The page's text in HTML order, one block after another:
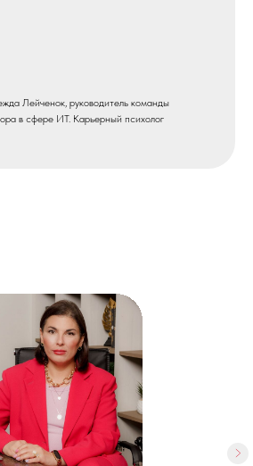
Лейченок, руководитель команды
в сфере ИТ. Карьерный психолог
на
то на
у
клуб.
прямо
в клуб ↓